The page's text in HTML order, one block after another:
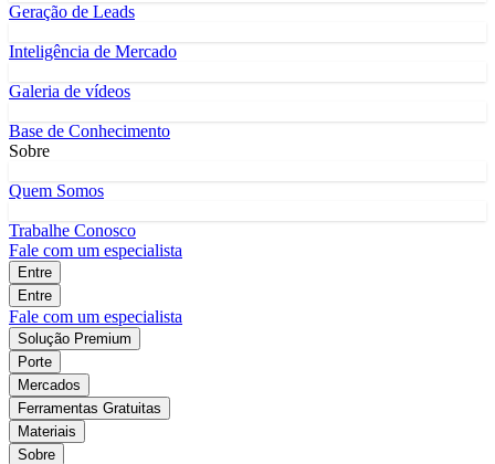
Geração de Leads
Inteligência de Mercado
Galeria de vídeos
Base de Conhecimento
Sobre
Quem Somos
Trabalhe Conosco
Fale com um especialista
Entre
Entre
Fale com um especialista
Solução Premium
Porte
Mercados
Ferramentas Gratuitas
Materiais
Sobre